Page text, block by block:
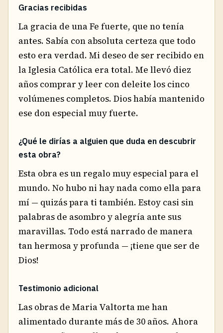
Gracias recibidas
La gracia de una Fe fuerte, que no tenía
antes. Sabía con absoluta certeza que todo
esto era verdad. Mi deseo de ser recibido en
la Iglesia Católica era total. Me llevó diez
años comprar y leer con deleite los cinco
volúmenes completos. Dios había mantenido
ese don especial muy fuerte.
¿Qué le dirías a alguien que duda en descubrir
esta obra?
Esta obra es un regalo muy especial para el
mundo. No hubo ni hay nada como ella para
mí — quizás para ti también. Estoy casi sin
palabras de asombro y alegría ante sus
maravillas. Todo está narrado de manera
tan hermosa y profunda — ¡tiene que ser de
Dios!
Testimonio adicional
Las obras de Maria Valtorta me han
alimentado durante más de 30 años. Ahora